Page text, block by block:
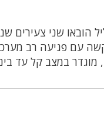
הובאו שני צעירים
22, הובא במצב קשה עם